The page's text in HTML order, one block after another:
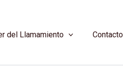
del Llamamiento Contacto